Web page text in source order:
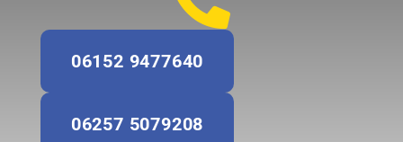
06152 9477640
06257 5079208